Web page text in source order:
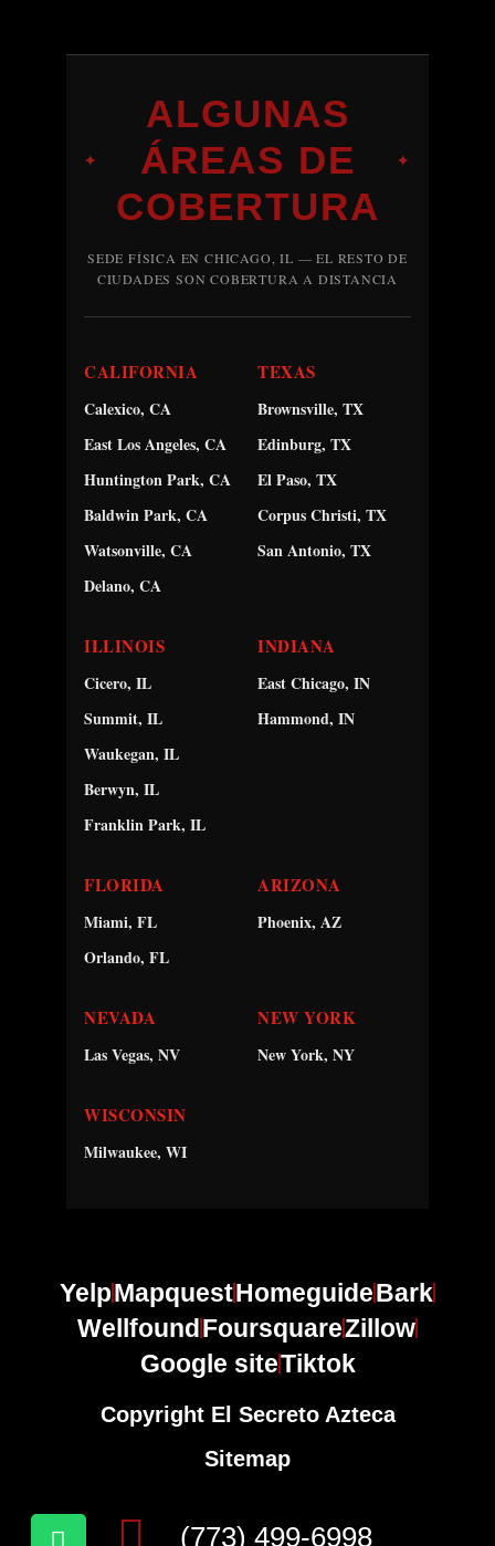
✦
ALGUNAS
ÁREAS DE
COBERTURA
✦
SEDE FÍSICA EN CHICAGO, IL — EL RESTO DE
CIUDADES SON COBERTURA A DISTANCIA
CALIFORNIA
Calexico, CA
East Los Angeles, CA
Huntington Park, CA
Baldwin Park, CA
Watsonville, CA
Delano, CA
TEXAS
Brownsville, TX
Edinburg, TX
El Paso, TX
Corpus Christi, TX
San Antonio, TX
ILLINOIS
Cicero, IL
Summit, IL
Waukegan, IL
Berwyn, IL
Franklin Park, IL
INDIANA
East Chicago, IN
Hammond, IN
FLORIDA
Miami, FL
Orlando, FL
ARIZONA
Phoenix, AZ
NEVADA
Las Vegas, NV
NEW YORK
New York, NY
WISCONSIN
Milwaukee, WI
YelpMapquestHomeguideBark
WellfoundFoursquareZillow
Google siteTiktok
Copyright El Secreto Azteca
Sitemap
(773) 499-6998